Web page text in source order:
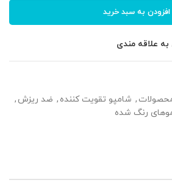
افزودن به سبد خرید
به علاقه مندی
, شامپو تقویت کننده , ضد ریزش ,
رنگ شده